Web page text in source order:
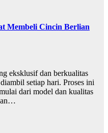
Membeli Cincin Berlian
eksklusif dan berkualitas
setiap hari. Proses ini
dari model dan kualitas